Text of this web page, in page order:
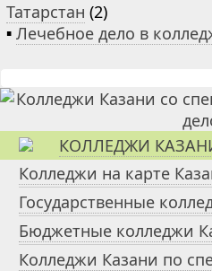
Татарстан (2)
▪ Лечебное дело в
КОЛЛЕДЖИ
Колледжи на карте
Государственные
Бюджетные колледжи
Колледжи Казани по